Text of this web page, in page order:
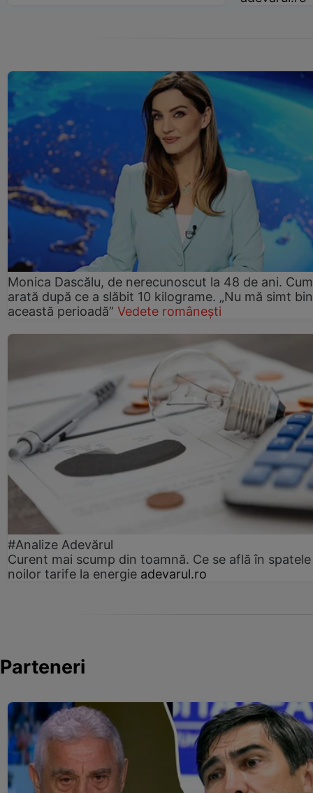
Monica Dascălu, de nerecunoscut la 48 de ani. Cum
arată după ce a slăbit 10 kilograme. „Nu mă simt
această perioadă” Vedete românești
#Analize Adevărul
Curent mai scump din toamnă. Ce se află în spatele
noilor tarife la energie adevarul.ro
Parteneri